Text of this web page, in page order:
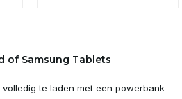
of Samsung Tablets
te laden met een powerbank